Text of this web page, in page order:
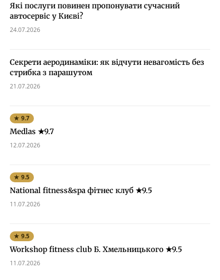
Які послуги повинен пропонувати сучасний
автосервіс у Києві?
24.07.2026
Секрети аеродинаміки: як відчути невагомість без
стрибка з парашутом
21.07.2026
★ 9.7
Medlas ★9.7
12.07.2026
★ 9.5
National fitness&spa фітнес клуб ★9.5
11.07.2026
★ 9.5
Workshop fitness club Б. Хмельницького ★9.5
11.07.2026